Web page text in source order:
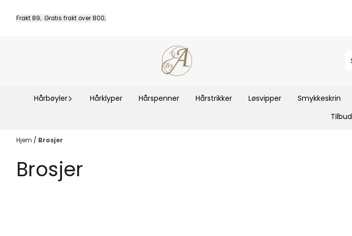
Frakt 89; .Gratis frakt over 800;
Hårbøyler Hårklyper Hårspenner Hårstrikker Løsvipper Smykkeskrin
Tilbud
Hjem / Brosjer
Brosjer